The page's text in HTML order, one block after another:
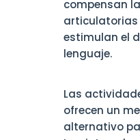
compensan
articulatorias
estimulan el
lenguaje.
Las
ofrecen un
alternativo